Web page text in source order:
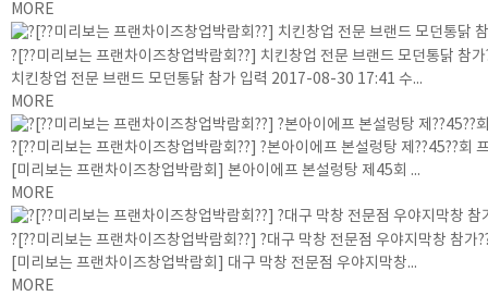
MORE
?[??미리보는 프랜차이즈창업박람회??] 치킨창업 전문 브랜드 모던통닭 참가
치킨창업 전문 브랜드 모던통닭 참가 입력 2017-08-30 17:41 수...
MORE
?[??미리보는 프랜차이즈창업박람회??] ?본아이에프 본설렁탕 제??45??회
[미리보는 프랜차이즈창업박람회] 본아이에프 본설렁탕 제45회 ...
MORE
?[??미리보는 프랜차이즈창업박람회??] ?대구 막창 전문점 우야지막창 참가
[미리보는 프랜차이즈창업박람회] 대구 막창 전문점 우야지막창...
MORE